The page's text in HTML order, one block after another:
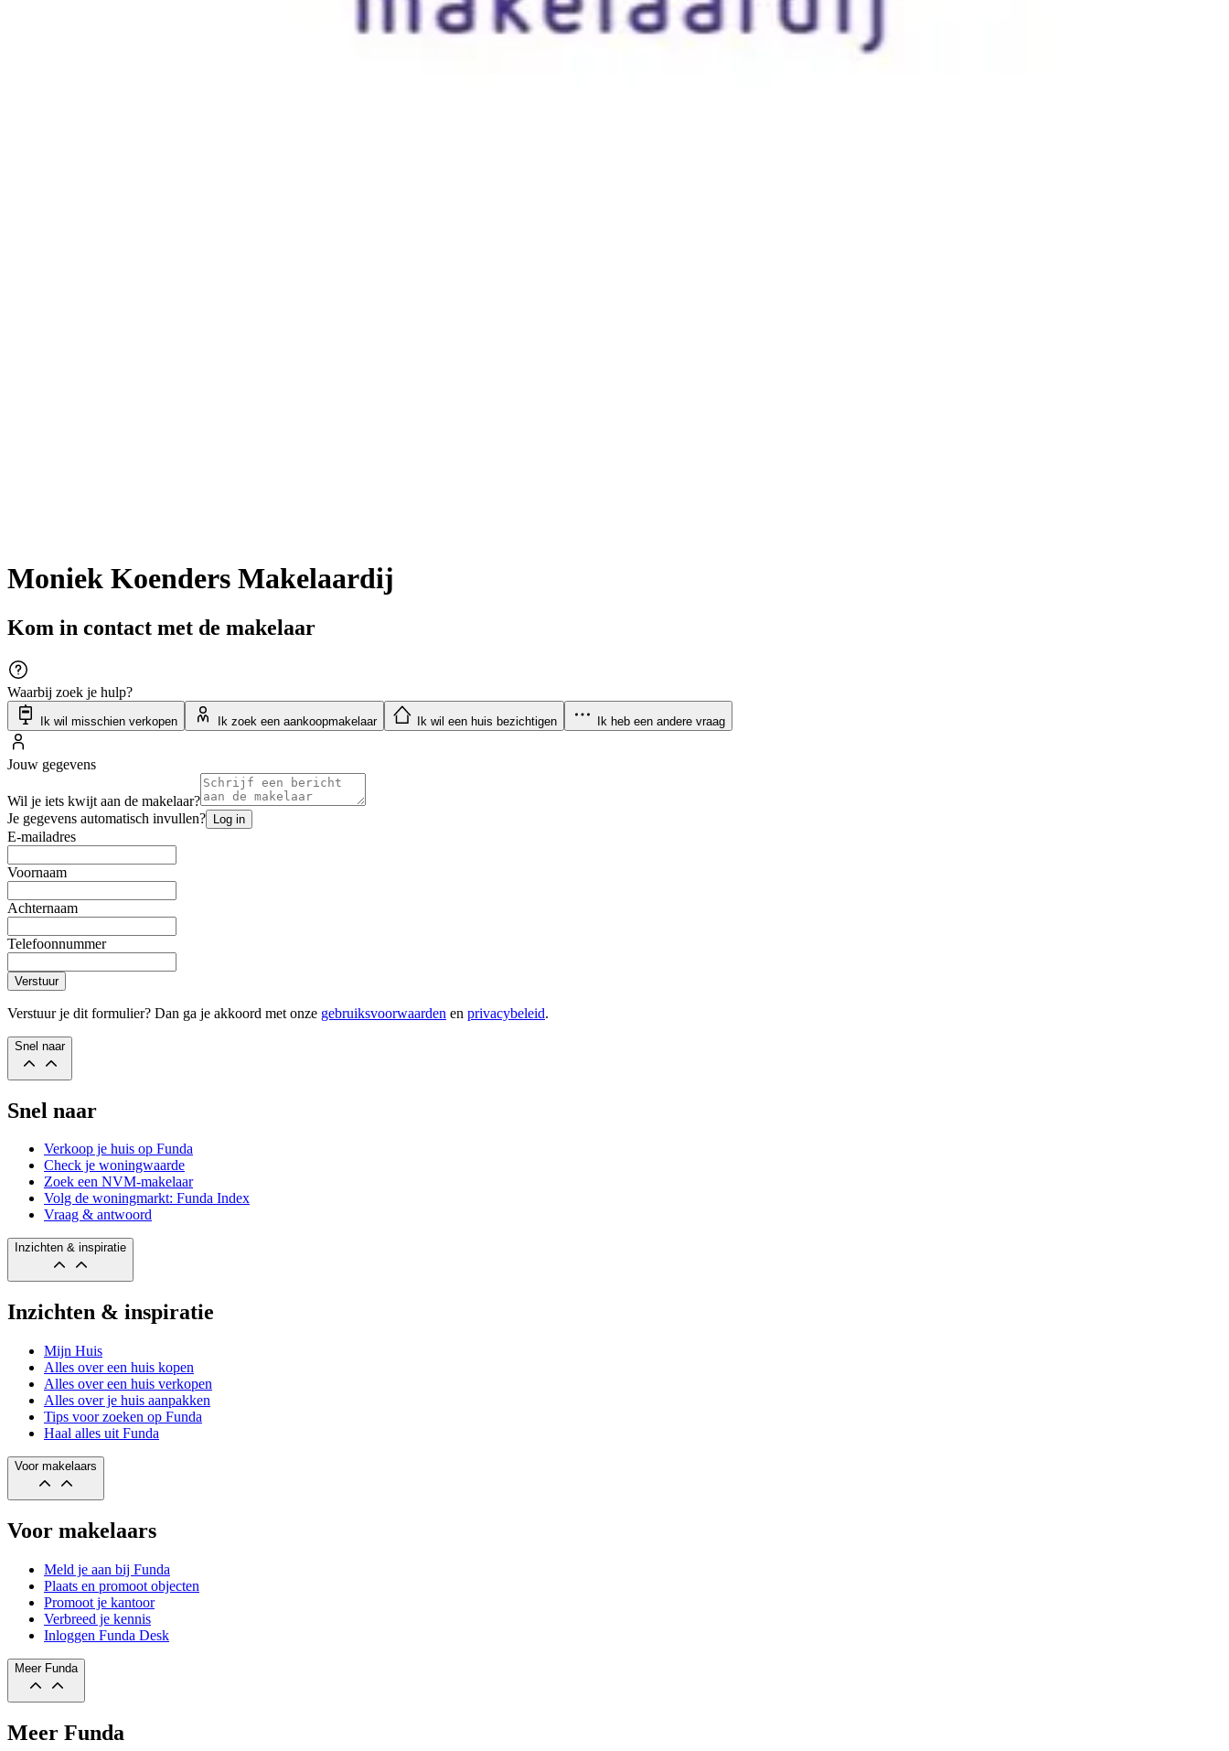
Moniek Koenders Makelaardij
Kom in contact met de makelaar
Waarbij zoek je hulp?
Ik wil misschien verkopen Ik zoek een aankoopmakelaar Ik wil een huis bezichtigen Ik heb een andere vraag
Jouw gegevens
Wil je iets kwijt aan de makelaar?
Je gegevens automatisch invullen? Log in
E-mailadres
Voornaam
Achternaam
Telefoonnummer
Verstuur
Verstuur je dit formulier? Dan ga je akkoord met onze gebruiksvoorwaarden en privacybeleid.
Snel naar
Snel naar
Verkoop je huis op Funda
Check je woningwaarde
Zoek een NVM-makelaar
Volg de woningmarkt: Funda Index
Vraag & antwoord
Inzichten & inspiratie
Inzichten & inspiratie
Mijn Huis
Alles over een huis kopen
Alles over een huis verkopen
Alles over je huis aanpakken
Tips voor zoeken op Funda
Haal alles uit Funda
Voor makelaars
Voor makelaars
Meld je aan bij Funda
Plaats en promoot objecten
Promoot je kantoor
Verbreed je kennis
Inloggen Funda Desk
Meer Funda
Meer Funda